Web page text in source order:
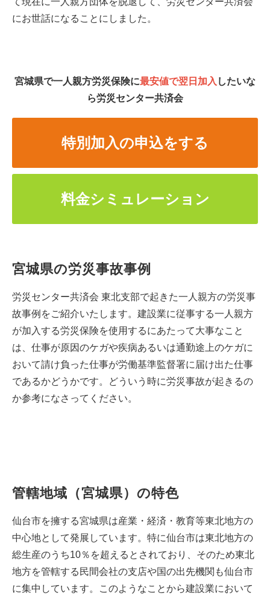
にお世話になることにしました。
宮城県で一人親方労災保険に最安値で翌日加入 したいな
ら労災センター共済会
特別加入の申込をする
料金シミュレーション
宮城県の労災事故事例
労災センター共済会 東北支部で起きた一人親方の労災事
故事例をご紹介いたします。建設業に従事する一人親方
が加入する労災保険を使用するにあたって大事なこと
は、仕事が原因のケガや疾病あるいは通勤途上のケガに
おいて請け負った仕事が労働基準監督署に届け出た仕事
であるかどうかです。どういう時に労災事故が起きるの
か参考になさってください。
管轄地域（宮城県）の特色
仙台市を擁する宮城県は産業・経済・教育等東北地方の
中心地として発展しています。特に仙台市は東北地方の
総生産のうち10％を超えるとされており、そのため東北
地方を管轄する民間会社の支店や国の出先機関も仙台市
に集中しています。このようなことから建設業において